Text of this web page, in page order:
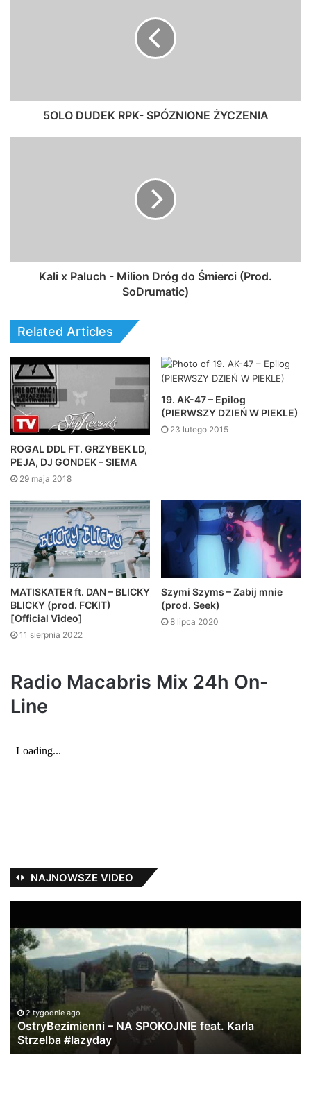
5OLO DUDEK RPK- SPÓZNIONE ŻYCZENIA
Kali x Paluch - Milion Dróg do Śmierci (Prod.
SoDrumatic)
Related Articles
ROGAL DDL FT. GRZYBEK LD,
PEJA, DJ GONDEK – SIEMA
29 maja 2018
19. AK-47 – Epilog
(PIERWSZY DZIEŃ W PIEKLE)
23 lutego 2015
MATISKATER ft. DAN – BLICKY
BLICKY (prod. FCKIT)
[Official Video]
11 sierpnia 2022
Szymi Szyms – Zabij mnie
(prod. Seek)
8 lipca 2020
Radio Macabris Mix 24h On-
Line
NAJNOWSZE VIDEO
NA
SPOKOJNIE
feat.
Karla
Strzelba
#lazyday
2 tygodnie ago
OstryBezimienni – NA SPOKOJNIE feat. Karla
Strzelba #lazyday
ft.